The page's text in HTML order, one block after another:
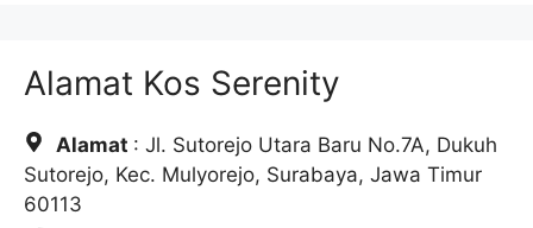
Alamat Kos Serenity
Alamat : Jl. Sutorejo Utara Baru No.7A, Dukuh
Sutorejo, Kec. Mulyorejo, Surabaya, Jawa Timur
60113